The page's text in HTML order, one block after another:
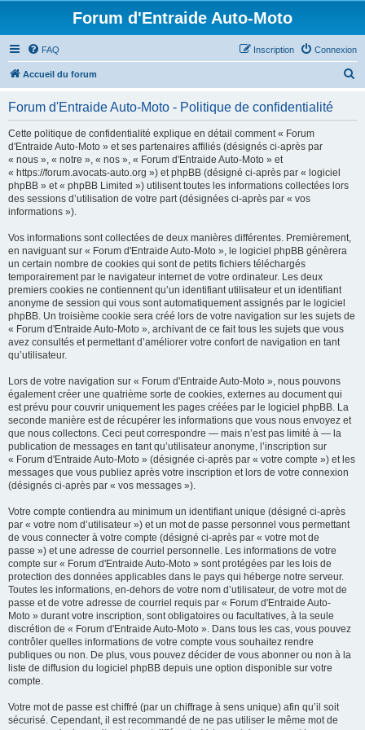
Forum d'Entraide Auto-Moto
FAQ Connexion
Inscription
Accueil du forum
Forum d'Entraide Auto-Moto - Politique de confidentialité
Cette politique de confidentialité explique en détail comment « Forum
d'Entraide Auto-Moto » et ses partenaires affiliés (désignés ci-après par
« nous », « notre », « nos », « Forum d'Entraide Auto-Moto » et
« https://forum.avocats-auto.org ») et phpBB (désigné ci-après par « logiciel
phpBB » et « phpBB Limited ») utilisent toutes les informations collectées lors
des sessions d’utilisation de votre part (désignées ci-après par « vos
informations »).
Vos informations sont collectées de deux manières différentes. Premièrement,
en naviguant sur « Forum d'Entraide Auto-Moto », le logiciel phpBB génèrera
un certain nombre de cookies qui sont de petits fichiers téléchargés
temporairement par le navigateur internet de votre ordinateur. Les deux
premiers cookies ne contiennent qu’un identifiant utilisateur et un identifiant
anonyme de session qui vous sont automatiquement assignés par le logiciel
phpBB. Un troisième cookie sera créé lors de votre navigation sur les sujets de
« Forum d'Entraide Auto-Moto », archivant de ce fait tous les sujets que vous
avez consultés et permettant d’améliorer votre confort de navigation en tant
qu’utilisateur.
Lors de votre navigation sur « Forum d'Entraide Auto-Moto », nous pouvons
également créer une quatrième sorte de cookies, externes au document qui
est prévu pour couvrir uniquement les pages créées par le logiciel phpBB. La
seconde manière est de récupérer les informations que vous nous envoyez et
que nous collectons. Ceci peut correspondre — mais n’est pas limité à — la
publication de messages en tant qu’utilisateur anonyme, l’inscription sur
« Forum d'Entraide Auto-Moto » (désignée ci-après par « votre compte ») et les
messages que vous publiez après votre inscription et lors de votre connexion
(désignés ci-après par « vos messages »).
Votre compte contiendra au minimum un identifiant unique (désigné ci-après
par « votre nom d’utilisateur ») et un mot de passe personnel vous permettant
de vous connecter à votre compte (désigné ci-après par « votre mot de
passe ») et une adresse de courriel personnelle. Les informations de votre
compte sur « Forum d'Entraide Auto-Moto » sont protégées par les lois de
protection des données applicables dans le pays qui héberge notre serveur.
Toutes les informations, en-dehors de votre nom d’utilisateur, de votre mot de
passe et de votre adresse de courriel requis par « Forum d'Entraide Auto-
Moto » durant votre inscription, sont obligatoires ou facultatives, à la seule
discrétion de « Forum d'Entraide Auto-Moto ». Dans tous les cas, vous pouvez
contrôler quelles informations de votre compte vous souhaitez rendre
publiques ou non. De plus, vous pouvez décider de vous abonner ou non à la
liste de diffusion du logiciel phpBB depuis une option disponible sur votre
compte.
Votre mot de passe est chiffré (par un chiffrage à sens unique) afin qu’il soit
sécurisé. Cependant, il est recommandé de ne pas utiliser le même mot de